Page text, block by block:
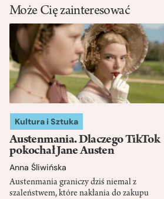
Może Cię zainteresować
Kultura i Sztuka
Austenmania. Dlaczego TikTok
pokochał Jane Austen
Anna Śliwińska
Austenmania graniczy dziś niemal z
szaleństwem, które nakłania do zakupu